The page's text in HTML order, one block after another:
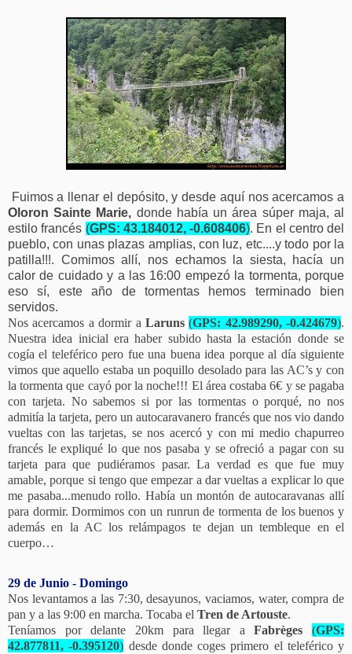
Fuimos a llenar el depósito, y desde aquí nos acercamos a
Oloron Sainte Marie, donde había un área súper maja, al
estilo francés (GPS: 43.184012, -0.608406). En el centro del
pueblo, con unas plazas amplias, con luz, etc....y todo por la
patilla!!!. Comimos allí, nos echamos la siesta, hacía un
calor de cuidado y a las 16:00 empezó la tormenta, porque
eso sí, este año de tormentas hemos terminado bien
servidos.
Nos acercamos a dormir a Laruns (GPS: 42.989290, -0.424679).
Nuestra idea inicial era haber subido hasta la estación donde se
cogía el teleférico pero fue una buena idea porque al día siguiente
vimos que aquello estaba un poquillo desolado para las AC’s y con
la tormenta que cayó por la noche!!! El área costaba 6€ y se pagaba
con tarjeta. No sabemos si por las tormentas o porqué, no nos
admitía la tarjeta, pero un autocaravanero francés que nos vio dando
vueltas con las tarjetas, se nos acercó y con mi medio chapurreo
francés le expliqué lo que nos pasaba y se ofreció a pagar con su
tarjeta para que pudiéramos pasar. La verdad es que fue muy
amable, porque si tengo que empezar a dar vueltas a explicar lo que
me pasaba...menudo rollo. Había un montón de autocaravanas allí
para dormir. Dormimos con un runrun de tormenta de los buenos y
además en la AC los relámpagos te dejan un tembleque en el
cuerpo…
29 de Junio - Domingo
Nos levantamos a las 7:30, desayunos, vaciamos, water, compra de
pan y a las 9:00 en marcha. Tocaba el Tren de Artouste.
Teníamos por delante 20km para llegar aFabrèges (GPS:
42.877811, -0.395120) desde donde coges primero el teleférico y